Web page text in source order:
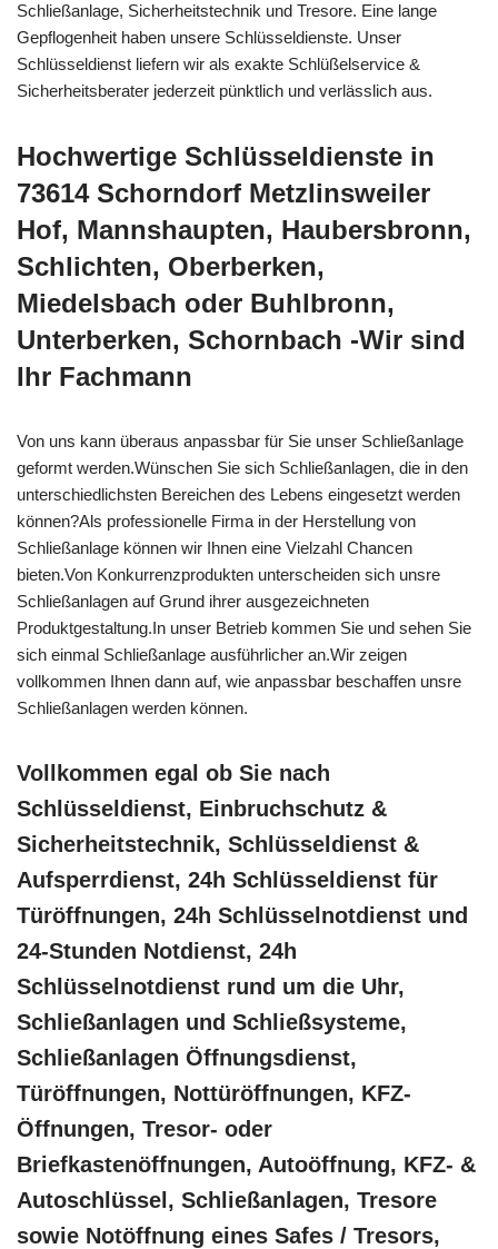
Schließanlage, Sicherheitstechnik und Tresore. Eine lange
Gepflogenheit haben unsere Schlüsseldienste. Unser
Schlüsseldienst liefern wir als exakte Schlüßelservice &
Sicherheitsberater jederzeit pünktlich und verlässlich aus.
Hochwertige Schlüsseldienste in
73614 Schorndorf Metzlinsweiler
Hof, Mannshaupten, Haubersbronn,
Schlichten, Oberberken,
Miedelsbach oder Buhlbronn,
Unterberken, Schornbach -Wir sind
Ihr Fachmann
Von uns kann überaus anpassbar für Sie unser Schließanlage
geformt werden.Wünschen Sie sich Schließanlagen, die in den
unterschiedlichsten Bereichen des Lebens eingesetzt werden
können?Als professionelle Firma in der Herstellung von
Schließanlage können wir Ihnen eine Vielzahl Chancen
bieten.Von Konkurrenzprodukten unterscheiden sich unsre
Schließanlagen auf Grund ihrer ausgezeichneten
Produktgestaltung.In unser Betrieb kommen Sie und sehen Sie
sich einmal Schließanlage ausführlicher an.Wir zeigen
vollkommen Ihnen dann auf, wie anpassbar beschaffen unsre
Schließanlagen werden können.
Vollkommen egal ob Sie nach
Schlüsseldienst, Einbruchschutz &
Sicherheitstechnik, Schlüsseldienst &
Aufsperrdienst, 24h Schlüsseldienst für
Türöffnungen, 24h Schlüsselnotdienst und
24-Stunden Notdienst, 24h
Schlüsselnotdienst rund um die Uhr,
Schließanlagen und Schließsysteme,
Schließanlagen Öffnungsdienst,
Türöffnungen, Nottüröffnungen, KFZ-
Öffnungen, Tresor- oder
Briefkastenöffnungen, Autoöffnung, KFZ- &
Autoschlüssel, Schließanlagen, Tresore
sowie Notöffnung eines Safes / Tresors,